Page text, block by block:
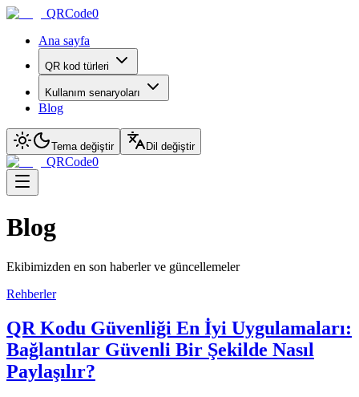
QRCode0
Ana sayfa
QR kod türleri
Kullanım senaryoları
Blog
Tema değiştir Dil değiştir
QRCode0
Blog
Ekibimizden en son haberler ve güncellemeler
Rehberler
QR Kodu Güvenliği En İyi Uygulamaları:
Bağlantılar Güvenli Bir Şekilde Nasıl
Paylaşılır?